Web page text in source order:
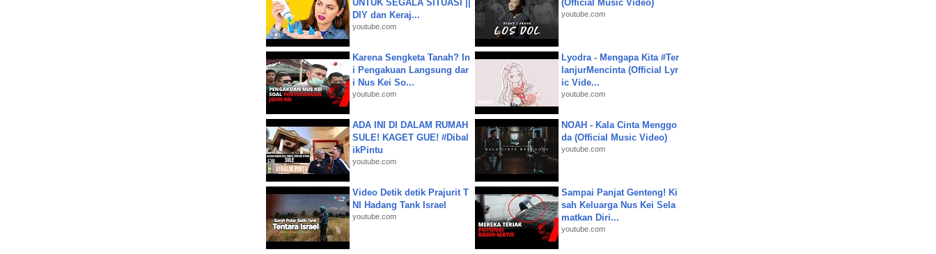
UNTUK SEGALA SITUASI ||
DIY dan Keraj...
youtube.com
(Official Music Video)
youtube.com
Karena Sengketa Tanah? In
i Pengakuan Langsung dar
i Nus Kei So...
youtube.com
Lyodra - Mengapa Kita #Ter
lanjurMencinta (Official Lyr
ic Vide...
youtube.com
ADA INI DI DALAM RUMAH
SULE! KAGET GUE! #Dibal
ikPintu
youtube.com
NOAH - Kala Cinta Menggo
da (Official Music Video)
youtube.com
Video Detik detik Prajurit T
NI Hadang Tank Israel
youtube.com
Sampai Panjat Genteng! Ki
sah Keluarga Nus Kei Sela
matkan Diri...
youtube.com